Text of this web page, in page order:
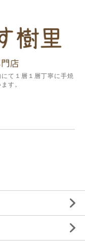
て１層１層丁寧に手焼
す。